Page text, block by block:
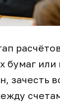
или
зачесть